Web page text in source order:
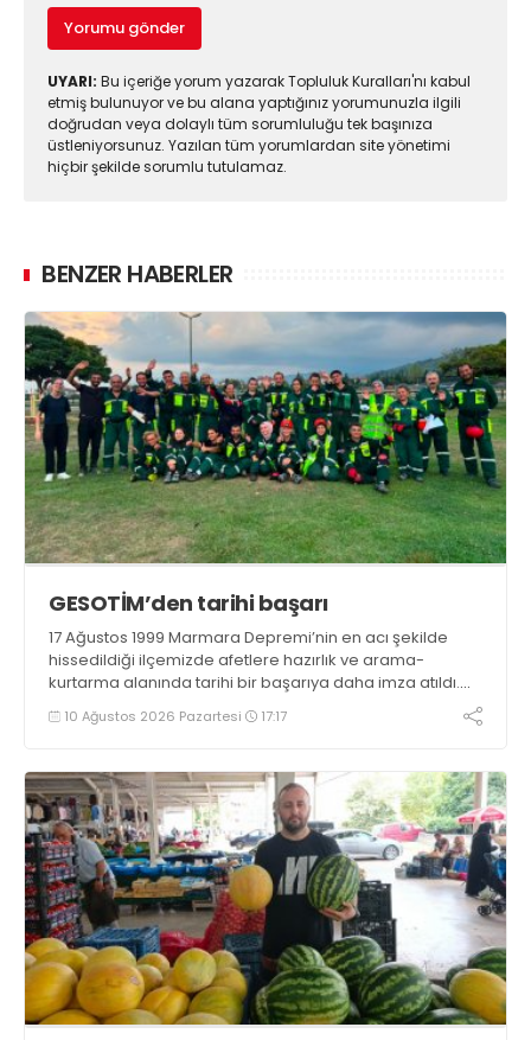
Yorumu gönder
UYARI: Bu içeriğe yorum yazarak Topluluk Kuralları'nı kabul
etmiş bulunuyor ve bu alana yaptığınız yorumunuzla ilgili
doğrudan veya dolaylı tüm sorumluluğu tek başınıza
üstleniyorsunuz. Yazılan tüm yorumlardan site yönetimi
hiçbir şekilde sorumlu tutulamaz.
BENZER HABERLER
GESOTİM’den tarihi başarı
17 Ağustos 1999 Marmara Depremi’nin en acı şekilde
hissedildiği ilçemizde afetlere hazırlık ve arama-
kurtarma alanında tarihi bir başarıya daha imza atıldı.
Gölcük Arama Kurtarma Derneği (GESOTİM),
bünyesindeki 4. arama-kurtarma ekibinin akreditasyon
10 Ağustos 2026 Pazartesi 17:17